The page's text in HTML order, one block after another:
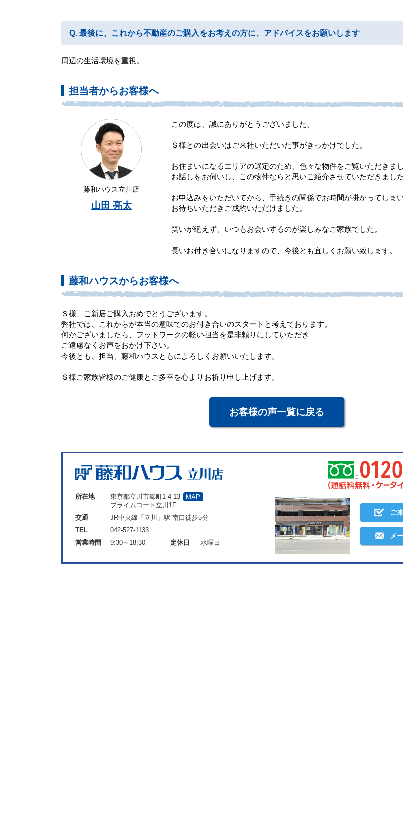
最後に、これから不動産のご購入をお考えの方に、アドバイスをお願いします
周辺の生活環境を重視。
担当者からお客様へ
藤和ハウス立川店
山田 亮太
この度は、誠にありがとうございました。
Ｓ様との出会いはご来社いただいた事がきっかけでした。
お住まいになるエリアの選定のため、色々な物件をご覧いただきまし
お話しをお伺いし、この物件ならと思いご紹介させていただきました
お申込みをいただいてから、手続きの関係でお時間が掛かってしま
お待ちいただきご成約いただけました。
笑いが絶えず、いつもお会いするのが楽しみなご家族でした。
長いお付き合いになりますので、今後とも宜しくお願い致します。
藤和ハウスからお客様へ
Ｓ様、ご新居ご購入おめでとうございます。
弊社では、これからが本当の意味でのお付き合いのスタートと考えております。
何かございましたら、フットワークの軽い担当を是非頼りにしていただき
ご遠慮なくお声をおかけ下さい。
今後とも、担当、藤和ハウスともによろしくお願いいたします。
Ｓ様ご家族皆様のご健康とご多幸を心よりお祈り申し上げます。
お客様の声一覧に戻る
所在地
東京都立川市錦町1-4-13
プライムコート立川1F
MAP
交通
JR中央線「立川」駅 南口徒歩5分
TEL
042-527-1133
営業時間
9:30～18:30 定休日 水曜日
ご
メ